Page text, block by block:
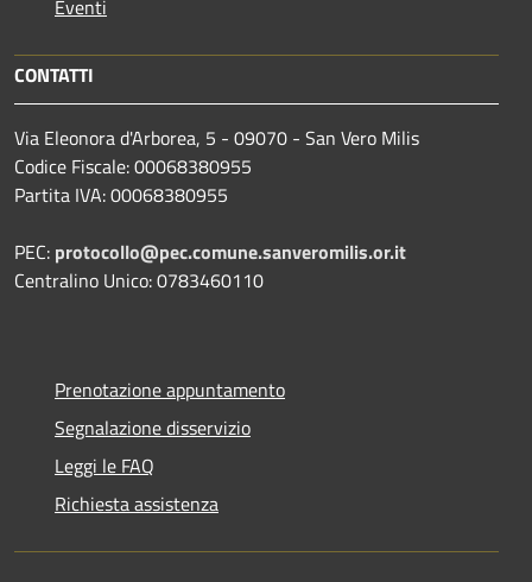
Eventi
CONTATTI
Via Eleonora d'Arborea, 5 - 09070 - San Vero Milis
Codice Fiscale: 00068380955
Partita IVA: 00068380955
PEC: protocollo@pec.comune.sanveromilis.or.it
Centralino Unico: 0783460110
Prenotazione appuntamento
Segnalazione disservizio
Leggi le FAQ
Richiesta assistenza